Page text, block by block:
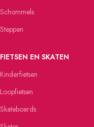
Schommels
Steppen
FIETSEN EN SKATEN
Kinderfietsen
Loopfietsen
Skateboards